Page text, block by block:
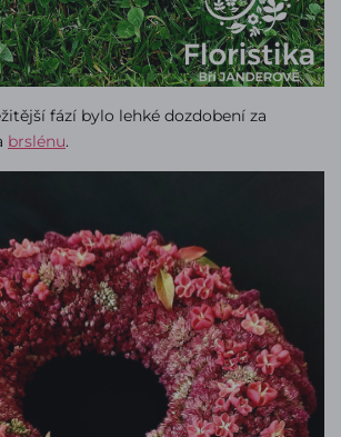
fází bylo lehké dozdobení za
brslénu.